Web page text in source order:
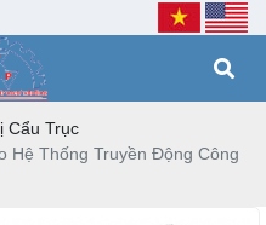
Cẩu Trục
Hệ Thống Truyền Động Công